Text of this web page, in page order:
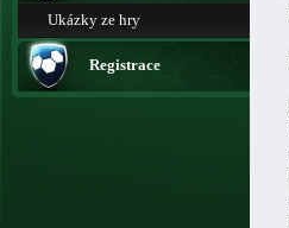
Ukázky ze hry
Registrace